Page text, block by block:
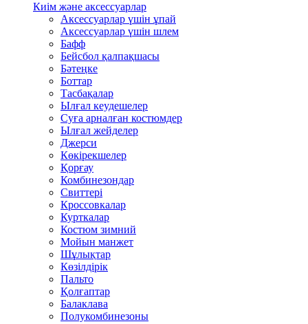
Киім және аксессуарлар
Аксессуарлар үшін ұпай
Аксессуарлар үшін шлем
Бафф
Бейсбол қалпақшасы
Бәтеңке
Боттар
Тасбақалар
Ылғал кеудешелер
Суға арналған костюмдер
Ылғал жейделер
Джерси
Көкірекшелер
Қорғау
Комбинезондар
Свиттері
Кроссовкалар
Курткалар
Костюм зимний
Мойын манжет
Шұлықтар
Көзілдірік
Пальто
Қолғаптар
Балаклава
Полукомбинезоны